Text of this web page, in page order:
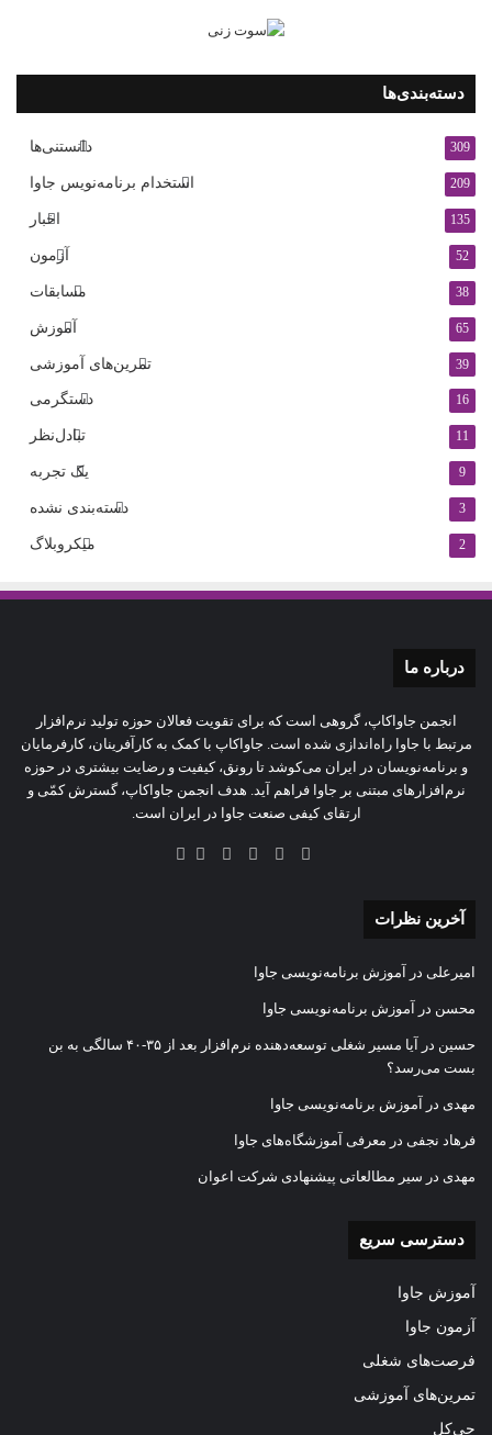
دسته‌بندی‌ها
دانستنی‌ها 309
استخدام برنامه‌نویس جاوا 209
اخبار 135
آزمون 52
مسابقات 38
آموزش 65
تمرین‌های آموزشی 39
دستگرمی 16
تبادل‌نظر 11
یک تجربه 9
دسته‌بندی نشده 3
میکروبلاگ 2
درباره‌ ما
انجمن جاواکاپ، گروهی است که برای تقویت فعالان حوزه‌ تولید نرم‌افزار
مرتبط با جاوا راه‌اندازی شده است. جاواکاپ با کمک به کارآفرینان، کارفرمایان
و برنامه‌نویسان در ایران می‌کوشد تا رونق، کیفیت و رضایت بیشتری در حوزه‌
نرم‌افزارهای مبتنی بر جاوا فراهم آید. هدف انجمن جاواکاپ، گسترش کمّی و
ارتقای کیفی صنعت جاوا در ایران است.
آخرین نظرات
امیرعلی در آموزش برنامه‌نویسی جاوا
محسن در آموزش برنامه‌نویسی جاوا
حسین در
آیا مسیر شغلی توسعه‌دهنده نرم‌افزار بعد از ۳۵-۴۰ سالگی به بن
بست می‌رسد؟
مهدی در آموزش برنامه‌نویسی جاوا
فرهاد نجفی در معرفی آموزشگاه‌های جاوا
مهدی در سیر مطالعاتی پیشنهادی شرکت اعوان
دسترسی سریع
آموزش جاوا
آزمون جاوا
فرصت‌های شغلی
تمرین‌های آموزشی
جی‌کل